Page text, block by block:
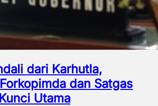
dari Karhutla,
dan Satgas
Utama